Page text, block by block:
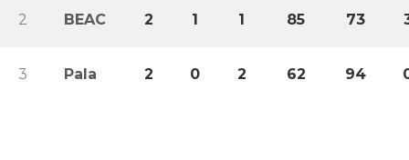
2 BEAC 2 1 1 85 73
3 Pala 2 0 2 62 94